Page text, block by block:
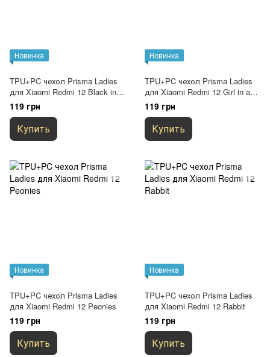
Новинка
TPU+PC чехол Prisma Ladies
для Xiaomi Redmi 12 Black in
White
119 грн
Купить
Новинка
TPU+PC чехол Prisma Ladies
для Xiaomi Redmi 12 Girl in a
hat
119 грн
Купить
Новинка
TPU+PC чехол Prisma Ladies
для Xiaomi Redmi 12 Peonies
119 грн
Купить
Новинка
TPU+PC чехол Prisma Ladies
для Xiaomi Redmi 12 Rabbit
119 грн
Купить